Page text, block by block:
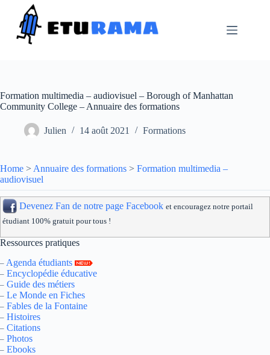
contenu
Formation multimedia – audiovisuel – Borough of Manhattan
Community College – Annuaire des formations
Julien 14 août 2021 Formations
Home > Annuaire des formations > Formation multimedia –
audiovisuel
Devenez Fan de notre page Facebook et encouragez notre portail
étudiant 100% gratuit pour tous !
Ressources pratiques
– Agenda étudiants
– Encyclopédie éducative
– Guide des métiers
– Le Monde en Fiches
– Fables de la Fontaine
– Histoires
– Citations
– Photos
– Ebooks